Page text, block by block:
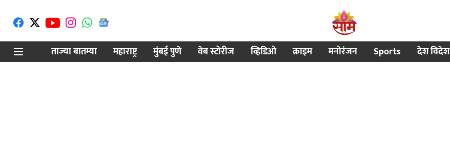
ताज्या बातम्या
महाराष्ट्र मुंबई पुणे वेब स्टोरीज व्हिडिओ क्राइम मनोरंजन Sports देश विदेश